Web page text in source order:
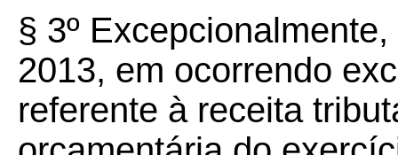
§ 3º
2013, em ocorrendo
referente à receita